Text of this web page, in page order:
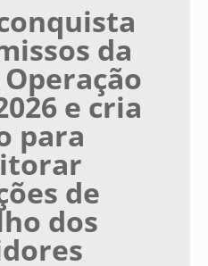
da
Operação
e cria
para
de
dos